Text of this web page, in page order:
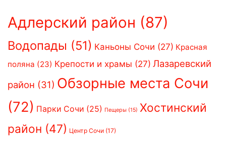
Адлерский район (87)
Водопады (51) Каньоны Сочи (27) Красная
поляна (23) Крепости и храмы (27) Лазаревский
район (31) Обзорные места Сочи
(72) Парки Сочи (25) Пещеры (15) Хостинский
район (47) Центр Сочи (17)